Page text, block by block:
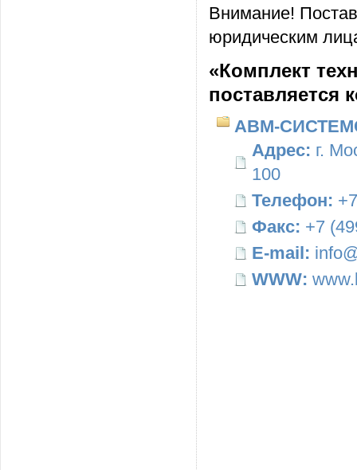
Внимание!
юридическим
«Комплект
поставляется
АВМ-
Адрес: г.
100
Телефон:
Факс: +7
E-mail:
WWW: